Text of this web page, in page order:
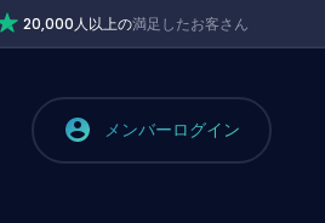
20,000人以上の満足したお客さん
メンバーログイン